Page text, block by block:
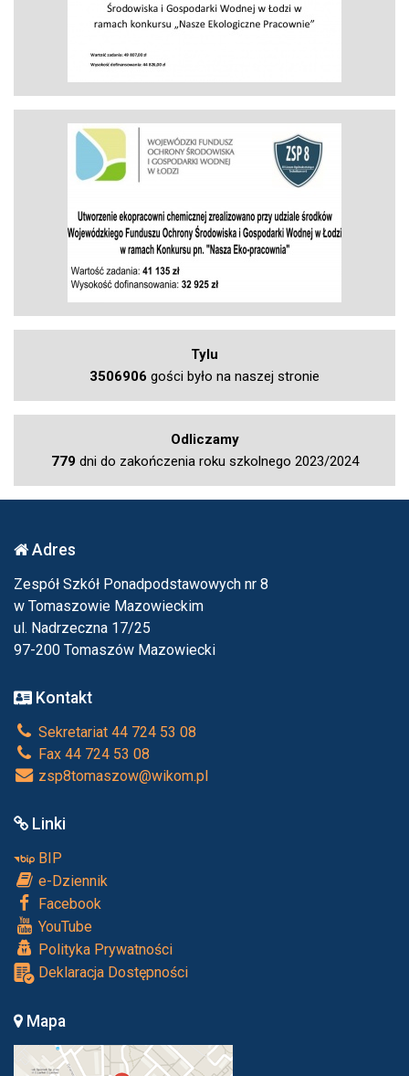
Tylu
3506906 gości było na naszej stronie
Odliczamy
779 dni do zakończenia roku szkolnego 2023/2024
Adres
Zespół Szkół Ponadpodstawowych nr 8
w Tomaszowie Mazowieckim
ul. Nadrzeczna 17/25
97-200 Tomaszów Mazowiecki
Kontakt
Sekretariat 44 724 53 08
Fax 44 724 53 08
zsp8tomaszow@wikom.pl
Linki
BIP
e-Dziennik
Facebook
YouTube
Polityka Prywatności
Deklaracja Dostępności
Mapa